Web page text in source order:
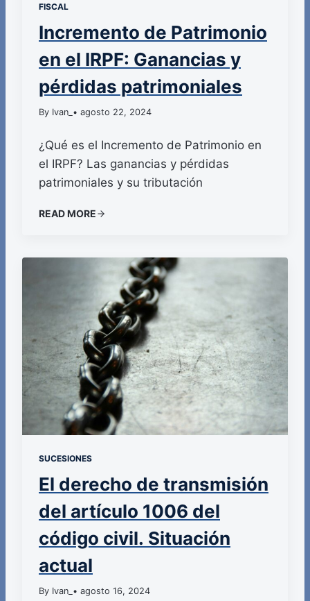
FISCAL
Incremento de Patrimonio
en el IRPF: Ganancias y
pérdidas patrimoniales
By Ivan_ • agosto 22, 2024
¿Qué es el Incremento de Patrimonio en
el IRPF? Las ganancias y pérdidas
patrimoniales y su tributación
READ MORE
SUCESIONES
El derecho de transmisión
del artículo 1006 del
código civil. Situación
actual
By Ivan_ • agosto 16, 2024